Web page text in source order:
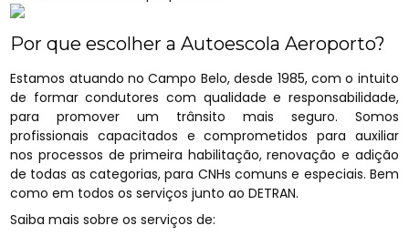
Por que escolher a Autoescola Aeroporto?
Estamos atuando no Campo Belo, desde 1985, com o intuito
de formar condutores com qualidade e responsabilidade,
para promover um trânsito mais seguro. Somos
profissionais capacitados e comprometidos para auxiliar
nos processos de primeira habilitação, renovação e adição
de todas as categorias, para CNHs comuns e especiais. Bem
como em todos os serviços junto ao DETRAN.
Saiba mais sobre os serviços de: